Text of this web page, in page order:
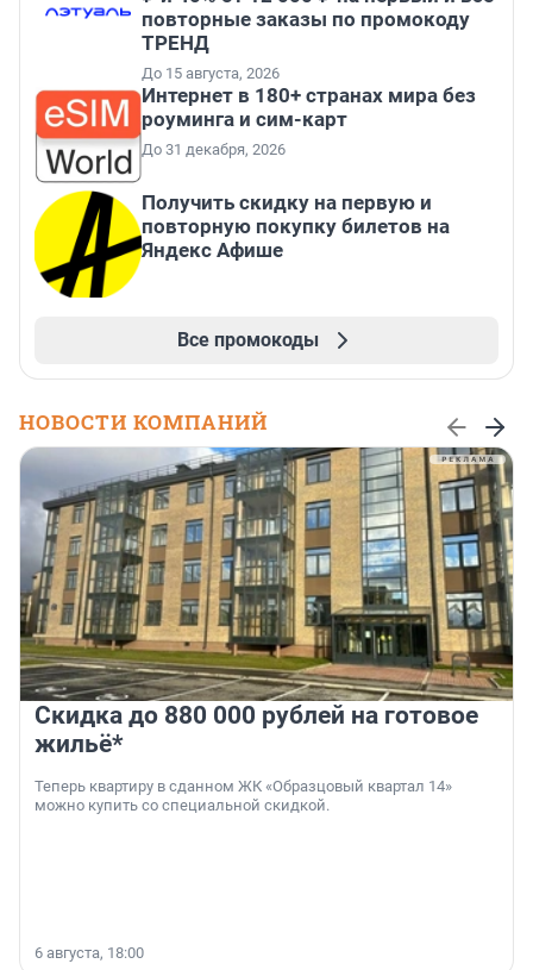
повторные заказы по промокоду
ТРЕНД
До 15 августа, 2026
Интернет в 180+ странах мира без
роуминга и сим-карт
До 31 декабря, 2026
Получить скидку на первую и
повторную покупку билетов на
Яндекс Афише
Все промокоды
НОВОСТИ КОМПАНИЙ
Скидка до 880 000 рублей на готовое
жильё*
Теперь квартиру в сданном ЖК «Образцовый квартал 14»
можно купить со специальной скидкой.
6 августа, 18:00